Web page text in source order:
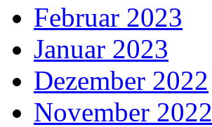
Februar 2023
Januar 2023
Dezember 2022
November 2022